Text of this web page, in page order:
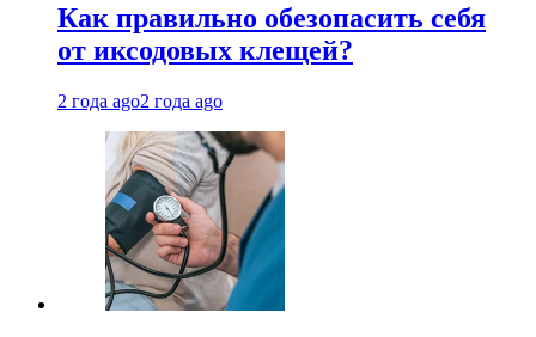
Как правильно обезопасить себя
от иксодовых клещей?
2 года ago2 года ago